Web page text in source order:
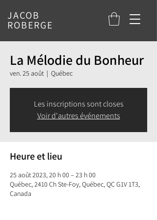
JACOB
ROBERGE
La Mélodie du Bonheur
ven. 25 août
  |
Québec
Les inscriptions sont closes
Voir d'autres événements
Heure et lieu
25 août 2023, 20 h 00 – 23 h 00
Québec, 2410 Ch Ste-Foy, Québec, QC G1V 1T3,
Canada